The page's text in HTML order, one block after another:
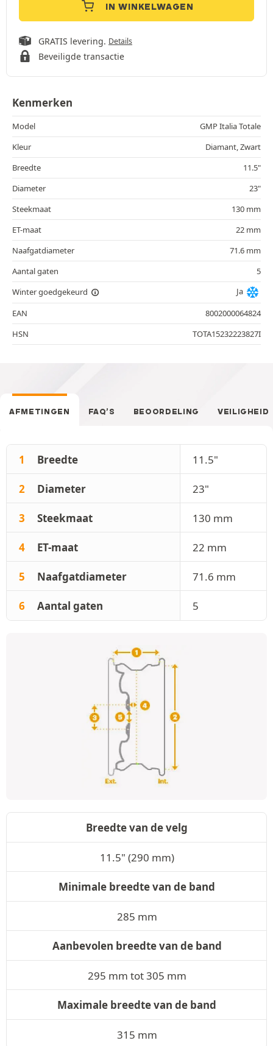
IN WINKELWAGEN
GRATIS levering. Details
Beveiligde transactie
Kenmerken
Model
GMP Italia Totale
Kleur
Diamant, Zwart
Breedte
11.5"
Diameter
23"
Steekmaat
130 mm
ET-maat
22 mm
Naafgatdiameter
71.6 mm
Aantal gaten
5
Winter goedgekeurd
Ja
EAN
8002000064824
HSN
TOTA15232223827I
AFMETINGEN FAQ’S BEOORDELING VEILIGHEID
1 Breedte 11.5"
2 Diameter 23"
3 Steekmaat 130 mm
4 ET-maat 22 mm
5 Naafgatdiameter 71.6 mm
6 Aantal gaten 5
Breedte van de velg
11.5" (290 mm)
Minimale breedte van de band
285 mm
Aanbevolen breedte van de band
295 mm tot 305 mm
Maximale breedte van de band
315 mm